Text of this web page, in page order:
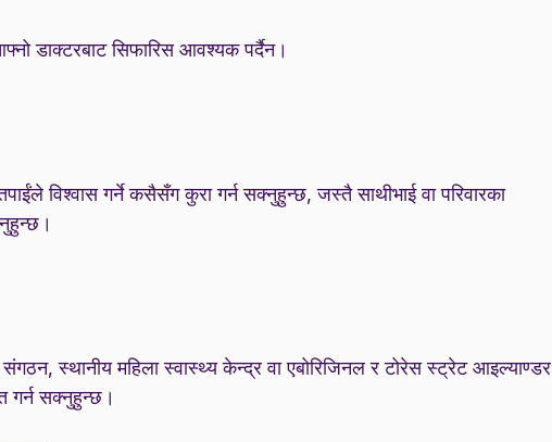
डाक्टरबाट सिफारिस आवश्यक पर्दैन।
विश्वास गर्ने कसैसँग कुरा गर्न सक्नुहुन्छ, जस्तै साथीभाई वा परिवारका
स्थानीय महिला स्वास्थ्य केन्द्र वा एबोरिजिनल र टोरेस स्ट्रेट आइल्याण्डर
गर्न सक्नुहुन्छ।